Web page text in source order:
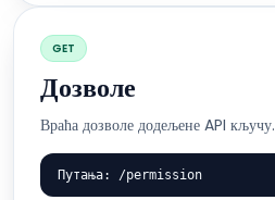
GET
Дозволе
Враћа дозволе додељене API кључу.
Путања: /permission